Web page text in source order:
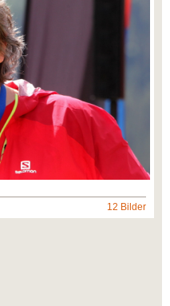
12 Bilder